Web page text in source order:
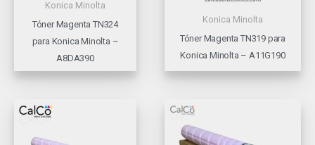
Konica Minolta
Tóner Magenta TN324
para Konica Minolta –
A8DA390
Konica Minolta
Tóner Magenta TN319 para
Konica Minolta – A11G190